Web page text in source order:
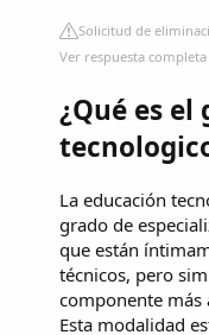
Solicitud de
Ver respuesta
¿Qué es
La educación
grado de
que están
técnicos, pero
componente más
Esta modalidad